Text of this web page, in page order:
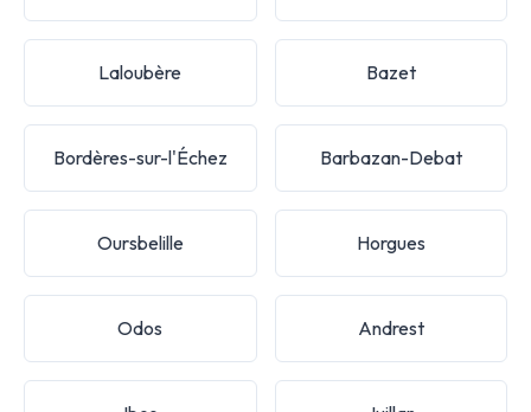
Laloubère Bazet
Bordères-sur-l'Échez Barbazan-Debat
Oursbelille Horgues
Odos Andrest